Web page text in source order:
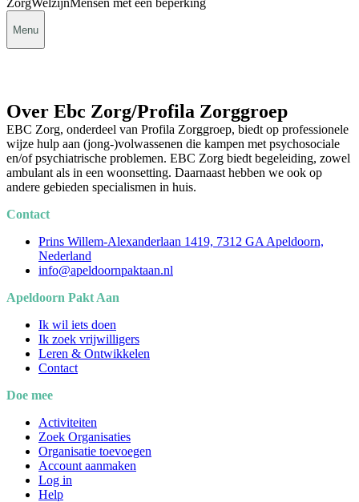
ZorgWelzijnMensen met een beperking
Menu
Over Ebc Zorg/Profila Zorggroep
EBC Zorg, onderdeel van Profila Zorggroep, biedt op professionele
wijze hulp aan (jong-)volwassenen die kampen met psychosociale
en/of psychiatrische problemen. EBC Zorg biedt begeleiding, zowel
ambulant als in een woonsetting. Daarnaast hebben we ook op
andere gebieden specialismen in huis.
Contact
Prins Willem-Alexanderlaan 1419, 7312 GA Apeldoorn,
Nederland
info@apeldoornpaktaan.nl
Apeldoorn Pakt Aan
Ik wil iets doen
Ik zoek vrijwilligers
Leren & Ontwikkelen
Contact
Doe mee
Activiteiten
Zoek Organisaties
Organisatie toevoegen
Account aanmaken
Log in
Help